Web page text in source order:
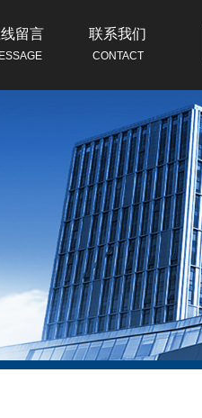
留言 联系我们
CONTACT